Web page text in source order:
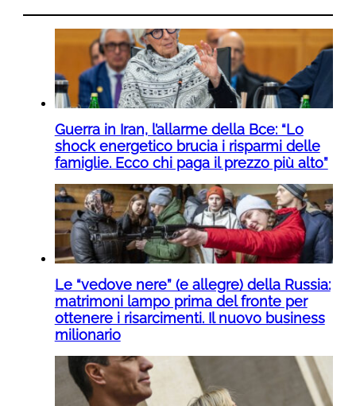
Guerra in Iran, l’allarme della Bce: “Lo
shock energetico brucia i risparmi delle
famiglie. Ecco chi paga il prezzo più alto”
Le “vedove nere” (e allegre) della Russia:
matrimoni lampo prima del fronte per
ottenere i risarcimenti. Il nuovo business
milionario